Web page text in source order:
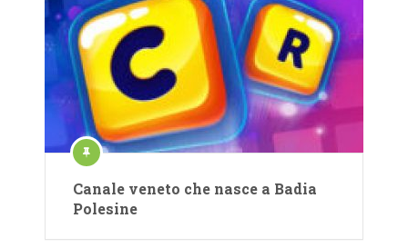
Canale veneto che nasce a Badia
Polesine